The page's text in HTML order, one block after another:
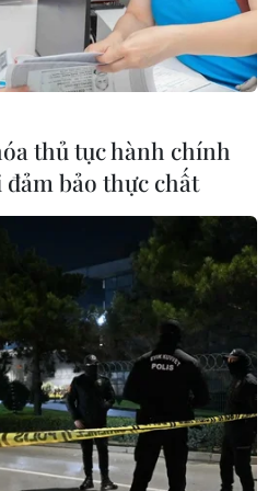
Merkel tái đắc cử
đã được bầu lại làm Chủ
thủ tục hành chính
bảo thực chất